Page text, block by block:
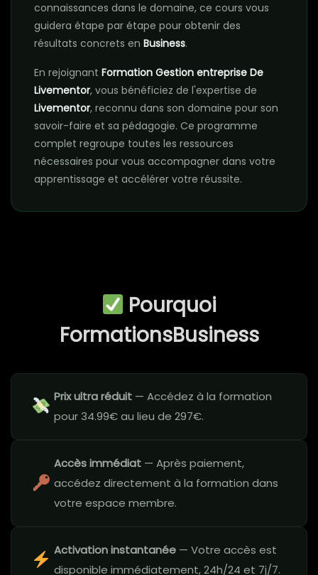
connaissances dans le domaine, ce cours vous
guidera étape par étape pour obtenir des
résultats concrets en Business.
En rejoignant Formation Gestion entreprise De
Livementor, vous bénéficiez de l'expertise de
Livementor, reconnu dans son domaine pour son
savoir-faire et sa pédagogie. Ce programme
complet regroupe toutes les ressources
nécessaires pour vous accompagner dans votre
apprentissage et accélérer votre réussite.
Pourquoi
FormationsBusiness
Prix ultra réduit — Accédez à la formation
pour 34.99€ au lieu de 297€.
Accès immédiat — Après paiement,
accédez directement à la formation dans
votre espace membre.
Activation instantanée — Votre accès est
disponible immédiatement, 24h/24 et 7j/7.